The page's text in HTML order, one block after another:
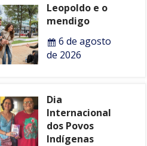
Leopoldo e o
mendigo
6 de agosto
de 2026
Dia
Internacional
dos Povos
Indígenas